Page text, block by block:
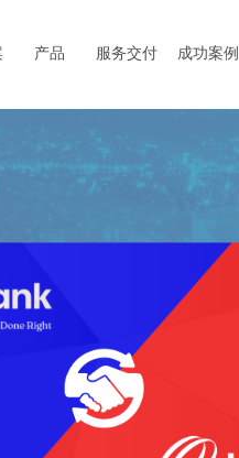
产品 服务交付 成功案例